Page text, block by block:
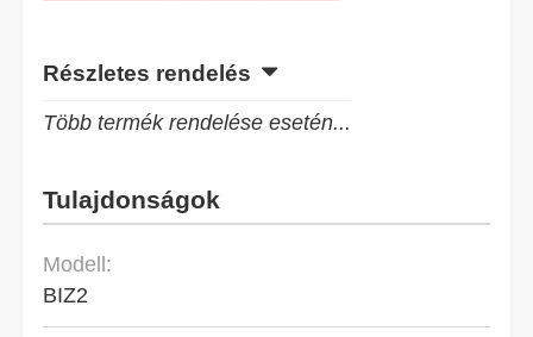
Részletes rendelés
Több termék rendelése esetén...
Tulajdonságok
Modell:
BIZ2